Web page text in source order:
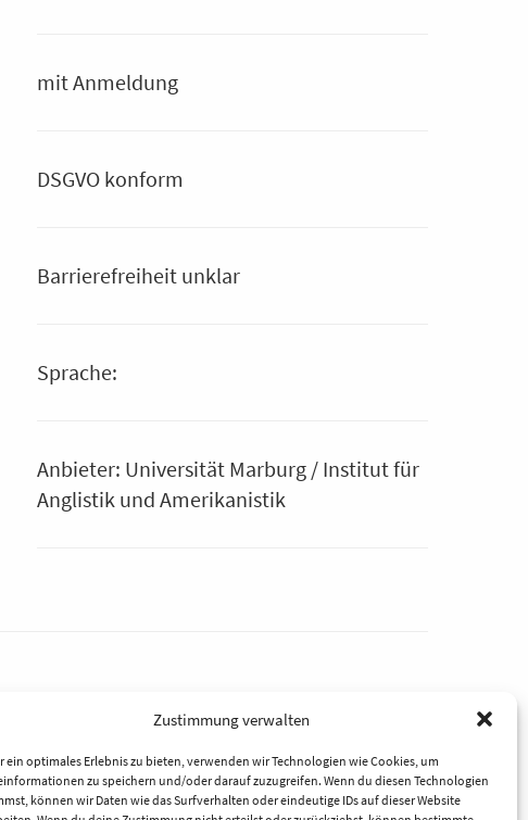
Zustimmung verwalten
ein optimales Erlebnis zu bieten, verwenden wir Technologien wie Cookies, um
zu speichern und/oder darauf zuzugreifen. Wenn du diesen Technologien
können wir Daten wie das Surfverhalten oder eindeutige IDs auf dieser Website
mit Anmeldung
DSGVO konform
Barrierefreiheit unklar
Sprache:
Anbieter: Universität Marburg / Institut für
Anglistik und Amerikanistik